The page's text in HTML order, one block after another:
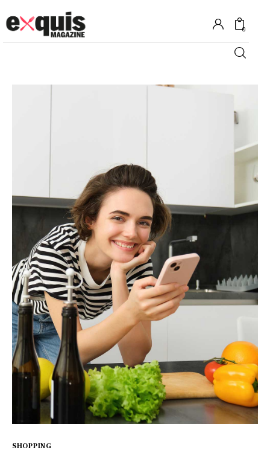
0
Hôtels
Shopping
Évènements
SHOPPING